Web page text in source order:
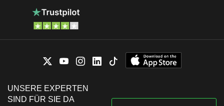
UNSERE EXPERTEN
SIND FÜR SIE DA